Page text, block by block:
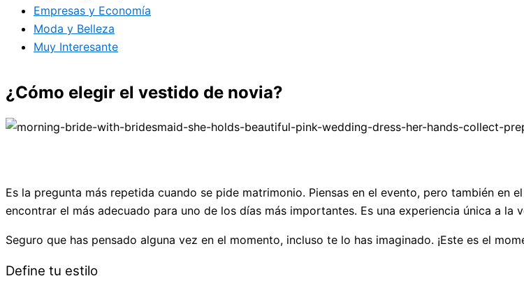
Empresas y Economía
Moda y Belleza
Muy Interesante
¿Cómo elegir el vestido de novia?
Es la pregunta más repetida cuando se pide matrimonio. Piensas en el evento, pero también en
encontrar el más adecuado para uno de los días más importantes. Es una experiencia única a la
Seguro que has pensado alguna vez en el momento, incluso te lo has imaginado. ¡Este es el
Define tu estilo